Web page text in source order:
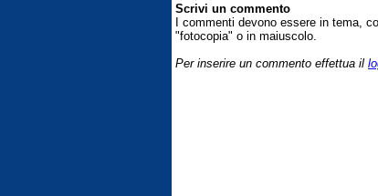
Scrivi un commento
I commenti devono essere in tema,
"fotocopia" o in maiuscolo.
Per inserire un commento effettua il